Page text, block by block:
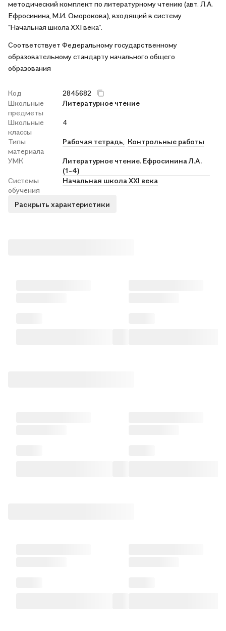
методический комплект по литературному чтению (авт. Л.А.
Ефросинина, М.И. Оморокова), входящий в систему
"Начальная школа ХХI века".
Соответствует Федеральному государственному
образовательному стандарту начального общего
образования
Код
2845682
Школьные
предметы
Литературное чтение
Школьные
классы
4
Типы
материала
Рабочая тетрадь, Контрольные работы
УМК
Литературное чтение. Ефросинина Л.А.
(1-4)
Системы
обучения
Начальная школа XXI века
Раскрыть характеристики